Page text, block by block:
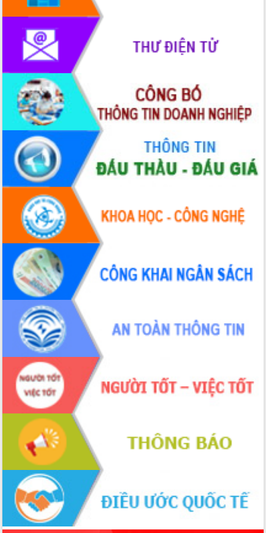
hoạch tỉnh thời kỳ 2021-2030
Hội thảo góp ý hồ sơ điều chỉnh quy
hoạch tỉnh Đắk Lắk thời kỳ 2021-2030,
tầm nhìn đến năm 2050
Nâng cao hiệu quả hoạt động của các
doanh nghiệp nhà nước
Hội nghị triển khai kết nối mạng
truyền số liệu chuyên dùng phục vụ cơ
quan Đảng, Nhà nước
Lễ phát động chuỗi hoạt động chung
tay làm sạch môi trường
Xã Ea Kar bước chuyển mình trong
công tác cải cách hành chính mô hình
UBND tỉnh họp báo định kỳ tháng 4
năm 2026
Hội thảo khoa học “Giải pháp thúc đẩy
phát triển nền kinh tế xanh tại tỉnh
Đắk Lắk”
Tăng cường giám sát, đôn đốc thực
hiện nhiệm vụ quản lý tài sản công
hàng tuần
Tháo gỡ những vướng mắc, đẩy mạnh
công tác cải cách thủ tục hành chính
tại Trung tâm Phục vụ hành chính
công tỉnh
Đắk Lắk: Tôn vinh 46 giải pháp tại Hội
thi Sáng tạo Kỹ thuật 2024 - 2025
Đắk Lắk rà soát, điều chỉnh Đề án 190
về phát triển nuôi trồng thủy sản
Phó Chủ tịch UBND tỉnh Đắk Lắk
Trương Công Thái kiểm tra thực địa
Dự án cao tốc Khánh Hòa - Buôn Ma
Thuột
Định vị cà phê Việt Nam như một “di
sản sống” trong dòng chảy toàn cầu
Xây dựng nông thôn mới: Nâng cao đời
sống người dân từ những mô hình thiết
thực
Quyết liệt tháo gỡ vướng mắc, đẩy